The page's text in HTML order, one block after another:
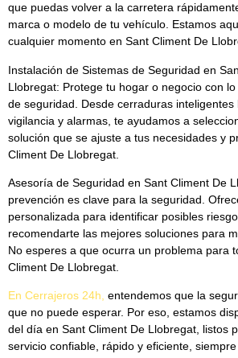
que puedas volver a la carretera
marca o modelo de tu vehículo. Estamos
cualquier momento en Sant Climent De
Instalación de Sistemas de Seguridad en
Llobregat: Protege tu hogar o negocio con
de seguridad. Desde cerraduras
vigilancia y alarmas, te ayudamos a
solución que se ajuste a tus necesidades y
Climent De Llobregat.
Asesoría de Seguridad en Sant Climent De
prevención es clave para la seguridad.
personalizada para identificar posibles
recomendarte las mejores soluciones para
No esperes a que ocurra un problema para
Climent De Llobregat.
En Cerrajeros 24h, entendemos que la
que no puede esperar. Por eso, estamos
del día en Sant Climent De Llobregat, listos
servicio confiable, rápido y eficiente,